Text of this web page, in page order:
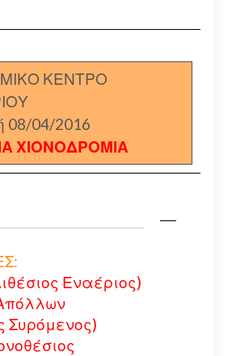
ΚΕΝΤΡΟ
08/04/2016
ΧΙΟΝΟΔΡΟΜΙΑ
Εναέριος)
Συρόμενος)